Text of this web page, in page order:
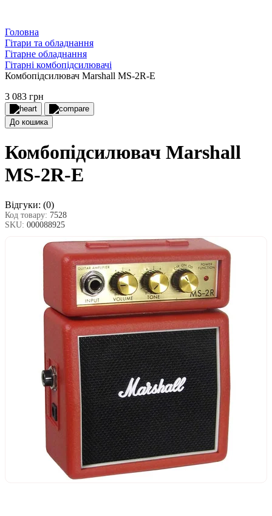
Головна
Гітари та обладнання
Гітарне обладнання
Гітарні комбопідсилювачі
Комбопідсилювач Marshall MS-2R-E
3 083 грн
До кошика
Комбопідсилювач Marshall
MS-2R-E
Відгуки: (0)
Код товару: 7528
SKU: 000088925